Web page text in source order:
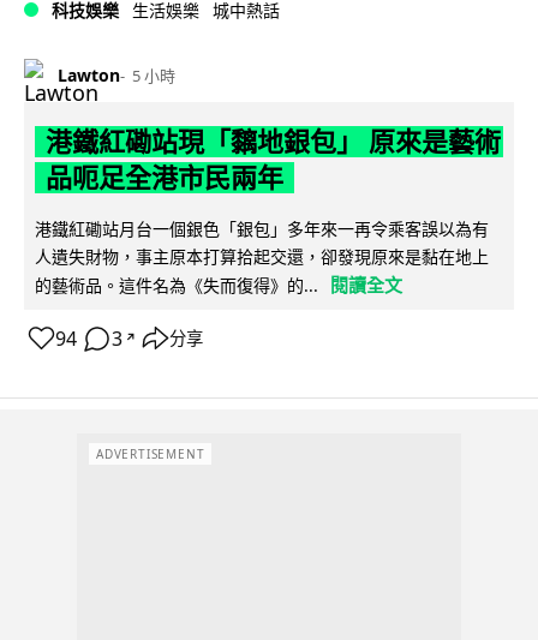
科技娛樂 生活娛樂 城中熱話
Lawton 5 小時
港鐵紅磡站現「黐地銀包」 原來是藝術
品呃足全港市民兩年
港鐵紅磡站月台一個銀色「銀包」多年來一再令乘客誤以為有
人遺失財物，事主原本打算拾起交還，卻發現原來是黏在地上
的藝術品。這件名為《失而復得》的...
閱讀全文
94 3 ↗ 分享
ADVERTISEMENT